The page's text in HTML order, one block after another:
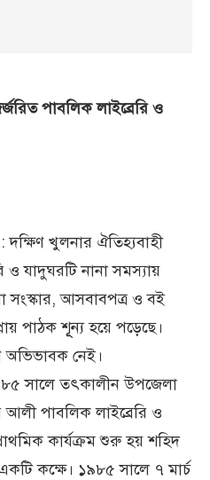
পাবলিক লাইব্রেরি ও
খুলনার ঐতিহ্যবাহী
ও যাদুঘরটি নানা সমস্যায়
আসবাবপত্র ও বই
পাঠক শূূূন্য হয়ে পড়েছে।
অভিভাবক নেই।
সালে তৎকালীন উপজেলা
আলী পাবলিক লাইব্রেরি ও
কার্যক্রম শুরু হয় শহিদ
কক্ষে। ১৯৮৫ সালে ৭ মার্চ